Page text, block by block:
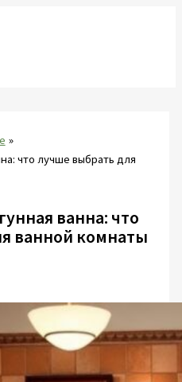
что лучше выбрать для
ванна: что
ванной комнаты